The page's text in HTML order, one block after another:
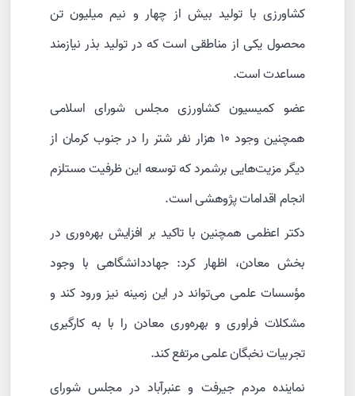
کشاورزی با تولید بیش از چهار و نیم میلیون تن
محصول یکی از مناطقی است که در تولید بذر نیازمند
مساعدت است.
عضو کمیسیون کشاورزی مجلس شورای اسلامی
همچنین وجود ۱۰ هزار نفر شتر را در جنوب کرمان از
دیگر مزیت‌هایی برشمرد که توسعه این ظرفیت مستلزم
انجام اقدامات پژوهشی است.
دکتر اعظمی همچنین با تاکید بر افزایش بهره‌وری در
بخش معادن، اظهار کرد: جهاددانشگاهی با وجود
مؤسسات علمی می‌تواند در این زمینه نیز ورود کند و
مشکلات فراوری و بهره‌وری معادن را با به کارگیری
تجربیات نخبگان علمی مرتفع کند.
نماینده مردم جیرفت و عنبرآباد در مجلس شورای